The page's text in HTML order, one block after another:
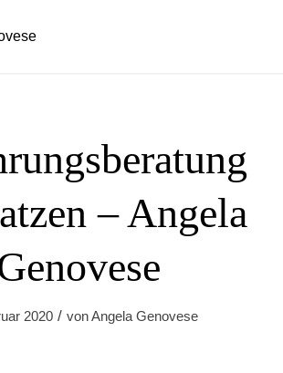
– Angela
2020 / vonAngela Genovese